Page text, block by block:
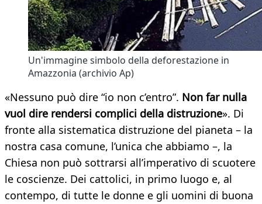
Un'immagine simbolo della deforestazione in
Amazzonia (archivio Ap)
«Nessuno può dire “io non c’entro”. Non far nulla
vuol dire rendersi complici della distruzione». Di
fronte alla sistematica distruzione del pianeta – la
nostra casa comune, l’unica che abbiamo –, la
Chiesa non può sottrarsi all’imperativo di scuotere
le coscienze. Dei cattolici, in primo luogo e, al
contempo, di tutte le donne e gli uomini di buona